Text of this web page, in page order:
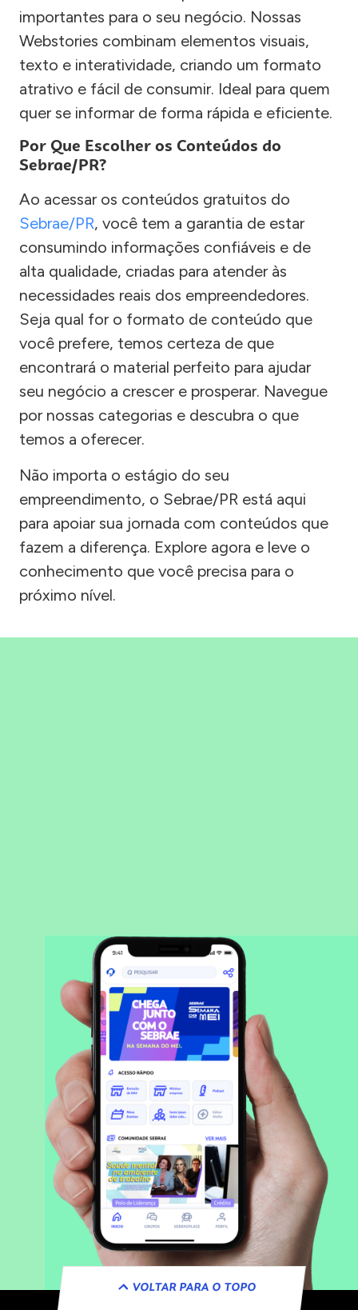
importantes para o seu negócio. Nossas
Webstories combinam elementos visuais,
texto e interatividade, criando um formato
atrativo e fácil de consumir. Ideal para quem
quer se informar de forma rápida e eficiente.
Por Que Escolher os Conteúdos do
Sebrae/PR?
Ao acessar os conteúdos gratuitos do
Sebrae/PR, você tem a garantia de estar
consumindo informações confiáveis e de
alta qualidade, criadas para atender às
necessidades reais dos empreendedores.
Seja qual for o formato de conteúdo que
você prefere, temos certeza de que
encontrará o material perfeito para ajudar
seu negócio a crescer e prosperar. Navegue
por nossas categorias e descubra o que
temos a oferecer.
Não importa o estágio do seu
empreendimento, o Sebrae/PR está aqui
para apoiar sua jornada com conteúdos que
fazem a diferença. Explore agora e leve o
conhecimento que você precisa para o
próximo nível.
VOLTAR PARA O TOPO